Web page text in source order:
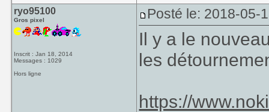
ryo95100
Gros pixel
Inscrit : Jan 18, 2014
Messages : 1029
Hors ligne
Posté le: 2018-05-
Il y a le
les
https://